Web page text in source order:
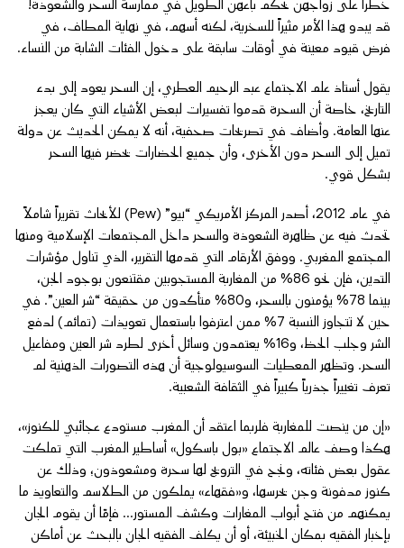
خطراً على زواجهن بحكم باعهن الطويل في ممارسة السحر والشعوذة!
قد يبدو هذا الأمر مثيراً للسخرية، لكنه أسهم، في نهاية المطاف، في
فرض قيود معينة في أوقات سابقة على دخول الفئات الشابة من النساء.
يقول أستاذ علم الاجتماع عبد الرحيم العطري، إن السحر يعود إلى بدء
التاريخ، خاصة أن السحرة قدموا تفسيرات لبعض الأشياء التي كان يعجز
عنها العامة. وأضاف في تصريحات صحفية، أنه لا يمكن الحديث عن دولة
تميل إلى السحر دون الأخرى، وأن جميع الحضارات يحضر فيها السحر
بشكل قوي.
في عام 2012، أصدر المركز الأمريكي “بيو” (Pew) للأبحاث تقريراً شاملاً
تحدث فيه عن ظاهرة الشعوذة والسحر داخل المجتمعات الإسلامية ومنها
المجتمع المغربي. ووفق الأرقام التي قدمها التقرير، الذي تناول مؤشرات
التدين، فإن نحو 86% من المغاربة المستجوبين مقتنعون بوجود الجن،
بينما 78% يؤمنون بالسحر، و80% متأكدون من حقيقة “شر العين”. في
حين لا تتجاوز النسبة 7% ممن اعترفوا باستعمال تعويذات (تمائم) لدفع
الشر وجلب الحظ، و16% يعتمدون وسائل أخرى لطرد شر العين ومفاعيل
السحر. وتظهر المعطيات السوسيولوجية أن هذه التصورات الذهنية لم
تعرف تغييراً جذرياً كبيراً في الثقافة الشعبية.
«إن من ينصت للمغاربة فلربما اعتقد أن المغرب مستودع عجائبي للكنوز»،
هكذا وصف عالم الاجتماع «بول باسكول» أساطير المغرب التي تملكت
عقول بعض فئاته، ونجح في الترويج لها سحرة ومشعوذون؛ وذلك عن
كنوز مدفونة وجن يحرسها، و«فقهاء» يملكون من الطلاسم والتعاويذ ما
يمكنهم من فتح أبواب المغارات وكشف المستور… فإمّا أن يقوم الجان
بإخبار الفقيه بمكان الخبيئة، أو أن يكلف الفقيه الجان بالبحث عن أماكن